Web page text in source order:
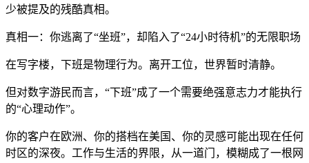
少被提及的残酷真相。
真相一：你逃离了“坐班”，却陷入了“24小时待机”的无限职场
在写字楼，下班是物理行为。离开工位，世界暂时清静。
但对数字游民而言，“下班”成了一个需要绝强意志力才能执行
的“心理动作”。
你的客户在欧洲、你的搭档在美国、你的灵感可能出现在任何
时区的深夜。工作与生活的界限，从一道门，模糊成了一根网